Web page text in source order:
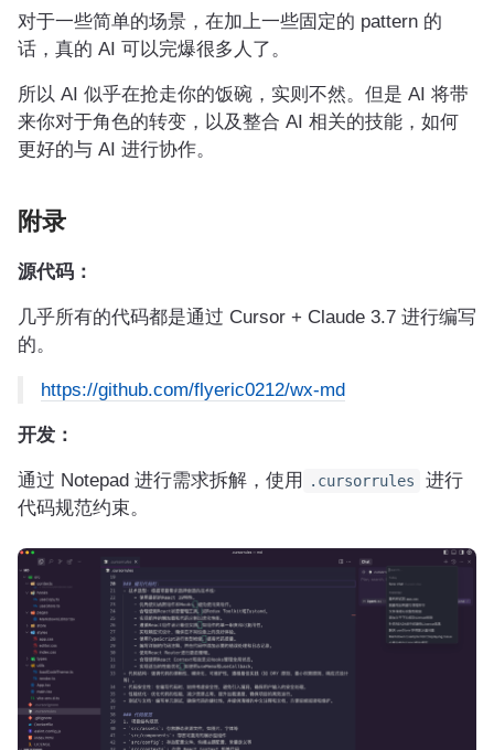
对于一些简单的场景，在加上一些固定的 pattern 的
话，真的 AI 可以完爆很多人了。
所以 AI 似乎在抢走你的饭碗，实则不然。但是 AI 将带
来你对于角色的转变，以及整合 AI 相关的技能，如何
更好的与 AI 进行协作。
附录
源代码：
几乎所有的代码都是通过 Cursor + Claude 3.7 进行编写
的。
https://github.com/flyeric0212/wx-md
开发：
通过 Notepad 进行需求拆解，使用 .cursorrules
进行
代码规范约束。